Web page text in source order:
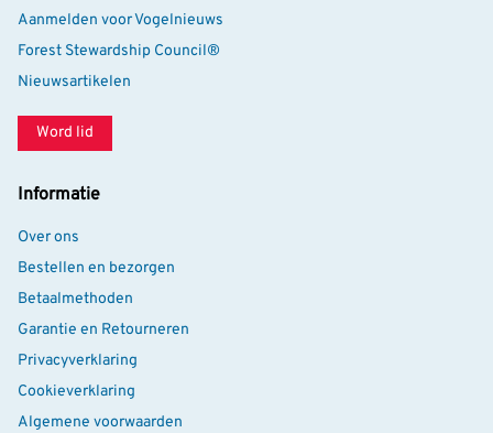
Aanmelden voor Vogelnieuws
Forest Stewardship Council®
Nieuwsartikelen
Word lid
Informatie
Over ons
Bestellen en bezorgen
Betaalmethoden
Garantie en Retourneren
Privacyverklaring
Cookieverklaring
Algemene voorwaarden